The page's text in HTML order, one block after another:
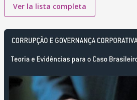
Ver la lista completa